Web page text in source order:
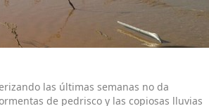
las últimas semanas no da
de pedrisco y las copiosas lluvias